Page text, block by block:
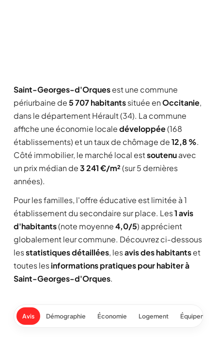
Saint-Georges-d'Orquesest une commune
périurbaine de5 707 habitantssituée enOccitanie,
dans le département Hérault (34). La commune
affiche une économie localedéveloppée(168
établissements) et un taux de chômage de12,8 %.
Côté immobilier, le marché local estsoutenuavec
un prix médian de3 241 €/m²(sur 5 dernières
années).
Pour les familles, l'offre éducative est limitée à 1
établissement du secondaire sur place. Les1 avis
d'habitants(note moyenne4,0/5) apprécient
globalement leur commune. Découvrez ci-dessous
lesstatistiques détaillées, lesavis des habitantset
toutes lesinformations pratiques pour habiter à
Saint-Georges-d'Orques.
Avis Démographie Économie Logement